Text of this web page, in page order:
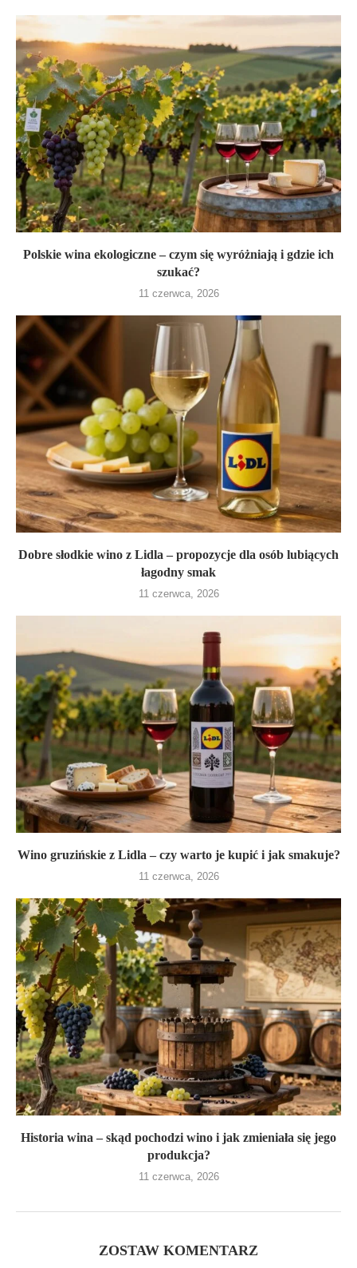
Polskie wina ekologiczne – czym się wyróżniają i gdzie ich
szukać?
11 czerwca, 2026
Dobre słodkie wino z Lidla – propozycje dla osób lubiących
łagodny smak
11 czerwca, 2026
Wino gruzińskie z Lidla – czy warto je kupić i jak smakuje?
11 czerwca, 2026
Historia wina – skąd pochodzi wino i jak zmieniała się jego
produkcja?
11 czerwca, 2026
ZOSTAW KOMENTARZ